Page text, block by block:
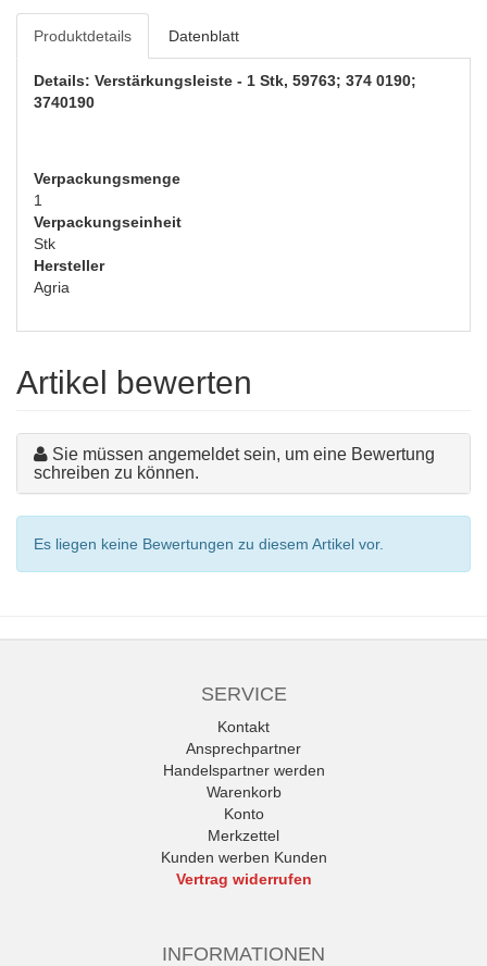
Produktdetails Datenblatt
Details: Verstärkungsleiste - 1 Stk, 59763; 374 0190;
3740190
Verpackungsmenge
1
Verpackungseinheit
Stk
Hersteller
Agria
Artikel bewerten
Sie müssen angemeldet sein, um eine Bewertung
schreiben zu können.
Es liegen keine Bewertungen zu diesem Artikel vor.
SERVICE
Kontakt
Ansprechpartner
Handelspartner werden
Warenkorb
Konto
Merkzettel
Kunden werben Kunden
Vertrag widerrufen
INFORMATIONEN